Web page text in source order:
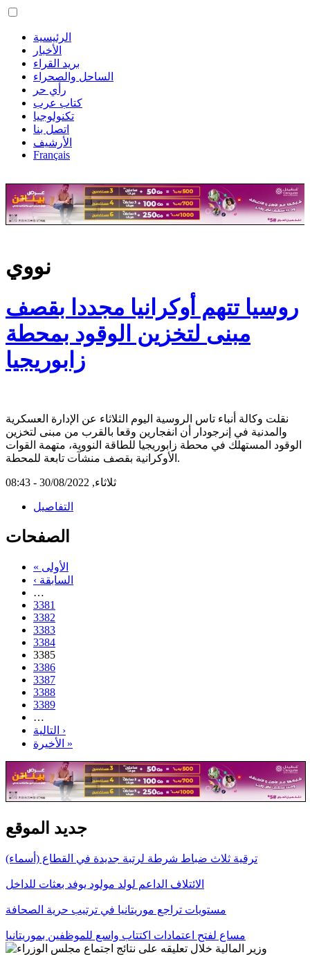
الرئيسية
الأخبار
بريد القراء
الساحل والصحراء
رأي حر
كتاب عرب
تكنولوجيا
اتصل بنا
الأرشيف
Français
نووي
روسيا تتهم أوكرانيا مجددا بقصف
مبنى لتخزين الوقود بمحطة
زابوريجيا
نقلت وكالة أنباء تاس الروسية اليوم الثلاثاء عن الإدارة العسكرية
والمدنية في إنرجودار أن انفجارين وقعا بالقرب من مبنى لتخزين
الوقود المستهلك في محطة زابوريجيا للطاقة النووية، متهمة القوات
الأوكرانية بقصف منشآت تابعة للمحطة.
ثلاثاء, 30/08/2022 - 08:43
التفاصيل
الصفحات
« الأولى
‹ السابقة
…
3381
3382
3383
3384
3385
3386
3387
3388
3389
…
التالية ›
الأخيرة »
جديد الموقع
ترقية ثلاث ضباط شرطة لرتبة جديدة في القطاع (أسماء)
الائتلاف الداعم لولد مولود يوفد بعثات للداخل
مستويات تراجع موريتانيا في ترتيب حرية الصحافة
مساع لفتح اعتمادات اكتتاب واسع للموظفين بموريتانيا